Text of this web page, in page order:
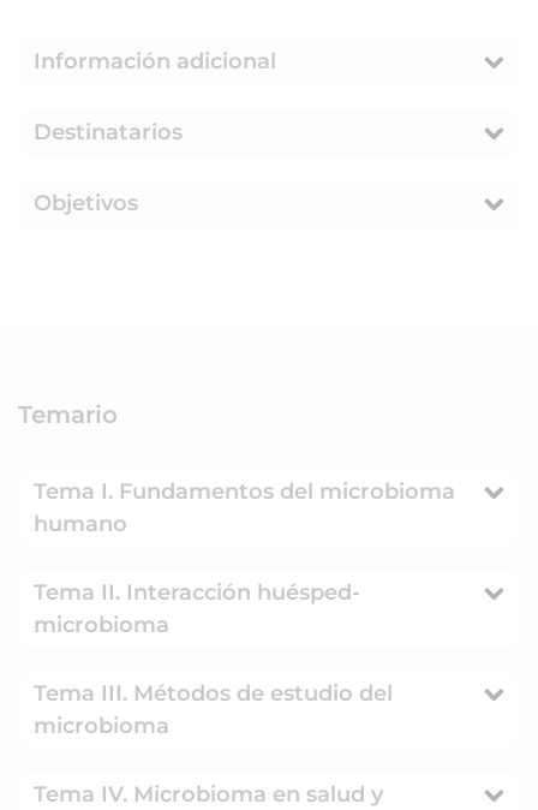
Información adicional
Destinatarios
Objetivos
Temario
Tema I. Fundamentos del microbioma
humano
Tema II. Interacción huésped-
microbioma
Tema III. Métodos de estudio del
microbioma
Tema IV. Microbioma en salud y